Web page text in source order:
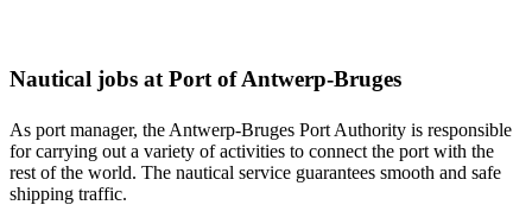
Nautical jobs at Port of Antwerp-Bruges
As port manager, the Antwerp-Bruges Port Authority is responsible
for carrying out a variety of activities to connect the port with the
rest of the world. The nautical service guarantees smooth and safe
shipping traffic.